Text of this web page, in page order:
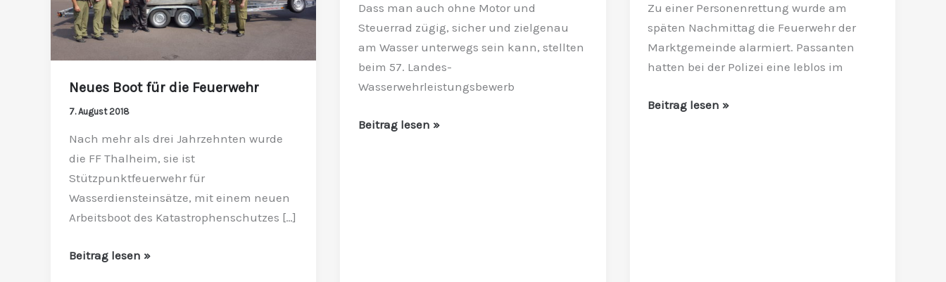
Neues Boot für die Feuerwehr
7. August 2018
Nach mehr als drei Jahrzehnten wurde
die FF Thalheim, sie ist
Stützpunktfeuerwehr für
Wasserdiensteinsätze, mit einem neuen
Arbeitsboot des Katastrophenschutzes […]
Beitrag lesen »
Dass man auch ohne Motor und
Steuerrad zügig, sicher und zielgenau
am Wasser unterwegs sein kann, stellten
beim 57. Landes-
Wasserwehrleistungsbewerb
Beitrag lesen »
Zu einer Personenrettung wurde am
späten Nachmittag die Feuerwehr der
Marktgemeinde alarmiert. Passanten
hatten bei der Polizei eine leblos im
geborgen
Beitrag lesen »